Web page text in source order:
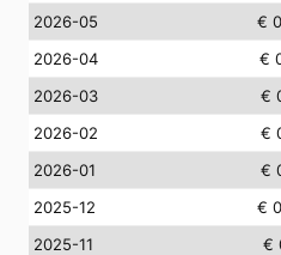
2026-05
€
2026-04
€
2026-03
€
2026-02
€
2026-01
€
2025-12
€
2025-11
€